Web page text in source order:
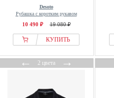
Desoto
Рубашка с коротким рукавом
10 490 ₽ 19 080 ₽
КУПИТЬ
←2 цвета→